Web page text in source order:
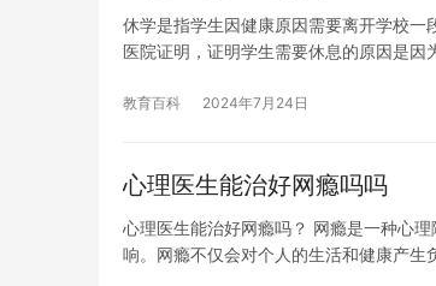
休学是指学生因健康原因需要离开学校
医院证明，证明学生需要休息的原因是
教育百科 2024年7月24日
心理医生能治好网瘾吗吗
心理医生能治好网瘾吗？ 网瘾是一种心
响。网瘾不仅会对个人的生活和健康产